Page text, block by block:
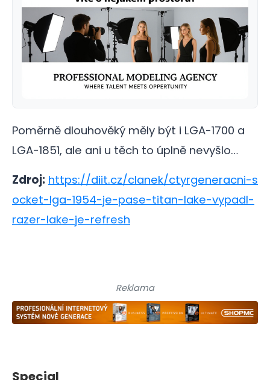
Poměrně dlouhověký měly být i LGA-1700 a
LGA-1851, ale ani u těch to úplně nevyšlo…
Zdroj: https://diit.cz/clanek/ctyrgeneracni-s
ocket-lga-1954-je-pase-titan-lake-vypadl-
razer-lake-je-refresh
Reklama
Special